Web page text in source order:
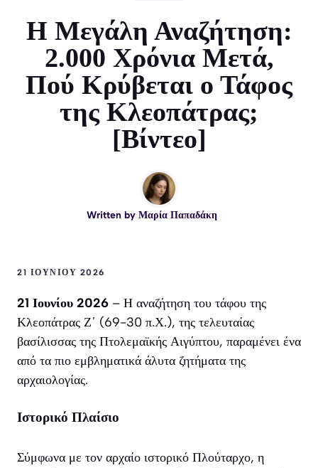
Η Μεγάλη Αναζήτηση:
2.000 Χρόνια Μετά,
Πού Κρύβεται ο Τάφος
της Κλεοπάτρας;
[Βίντεο]
Written by Μαρία Παπαδάκη
21 ΙΟΥΝΊΟΥ 2026
21 Ιουνίου 2026 – Η αναζήτηση του τάφου της
Κλεοπάτρας Ζ΄ (69-30 π.Χ.), της τελευταίας
βασίλισσας της Πτολεμαϊκής Αιγύπτου, παραμένει ένα
από τα πιο εμβληματικά άλυτα ζητήματα της
αρχαιολογίας.
Ιστορικό Πλαίσιο
Σύμφωνα με τον αρχαίο ιστορικό Πλούταρχο, η